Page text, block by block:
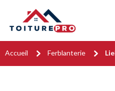
Accueil Ferblanterie